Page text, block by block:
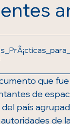
que
de
país
de